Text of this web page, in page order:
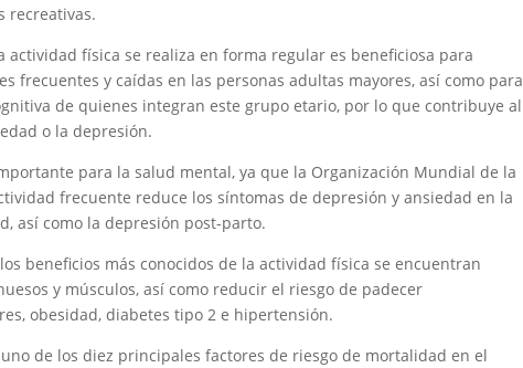
recreativas.
física se realiza en forma regular es beneficiosa para
frecuentes y caídas en las personas adultas mayores, así como para
de quienes integran este grupo etario, por lo que contribuye al
o la depresión.
para la salud mental, ya que la Organización Mundial de la
frecuente reduce los síntomas de depresión y ansiedad en la
así como la depresión post-parto.
beneficios más conocidos de la actividad física se encuentran
y músculos, así como reducir el riesgo de padecer
obesidad, diabetes tipo 2 e hipertensión.
de los diez principales factores de riesgo de mortalidad en el